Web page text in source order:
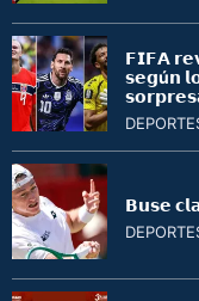
𝗙𝗜𝗙𝗔
𝘀𝗲𝗴ú𝗻
𝗕𝘂𝘀𝗲